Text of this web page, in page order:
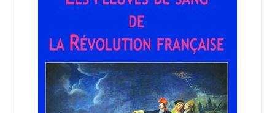
Newsletter
Nous Contacter
Politique de confidentialité et cookies